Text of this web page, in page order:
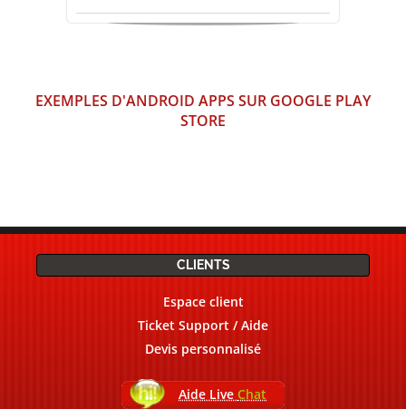
EXEMPLES D'ANDROID APPS SUR GOOGLE PLAY
STORE
CLIENTS
Espace client
Ticket Support / Aide
Devis personnalisé
Aide Live Chat